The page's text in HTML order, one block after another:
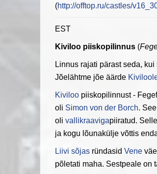
(http://offtop.ru/castles/
EST
Kiviloo piiskopilinnus (
Linnus rajati pärast seda, kui
Jõelähtme jõe äärde
Kiviloo piiskopilinnust -
oli Simon von der Borch.
oli vallikraavigapiiratud.
ja kogu lõunakülje võttis
Liivi sõjas ründasid Vene
põletati maha. Sestpeale on